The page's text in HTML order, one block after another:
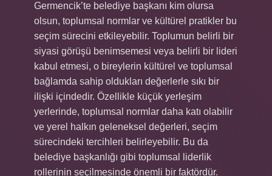
Germencik’te belediye başkanı kim olursa
olsun, toplumsal normlar ve kültürel pratikler bu
seçim sürecini etkileyebilir. Toplumun belirli bir
siyasi görüşü benimsemesi veya belirli bir lideri
kabul etmesi, o bireylerin kültürel ve toplumsal
bağlamda sahip oldukları değerlerle sıkı bir
ilişki içindedir. Özellikle küçük yerleşim
yerlerinde, toplumsal normlar daha katı olabilir
ve yerel halkın geleneksel değerleri, seçim
sürecindeki tercihleri belirleyebilir. Bu da
belediye başkanlığı gibi toplumsal liderlik
rollerinin seçilmesinde önemli bir faktördür.